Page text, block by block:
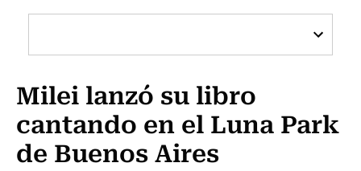
Cultura
Programas Radio y TV Usach
Milei lanzó su libro
cantando en el Luna Park
de Buenos Aires